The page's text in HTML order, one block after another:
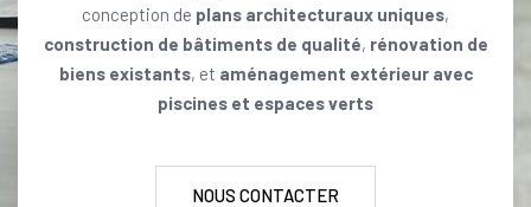
conception de plans architecturaux uniques,
construction de bâtiments de qualité, rénovation de
biens existants, et aménagement extérieur avec
piscines et espaces verts
NOUS CONTACTER